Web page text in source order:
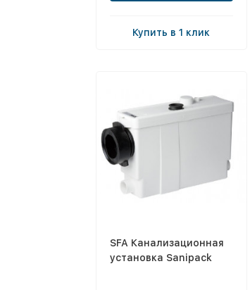
Купить в 1 клик
SFA Канализационная
установка Sanipack